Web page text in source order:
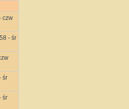
czw
- śr
śr
śr